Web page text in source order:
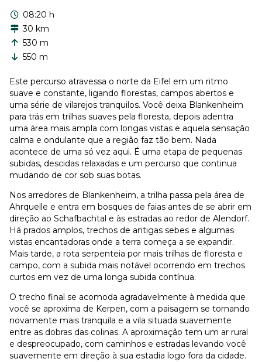
08:20 h
30 km
530 m
550 m
Este percurso atravessa o norte da Eifel em um ritmo
suave e constante, ligando florestas, campos abertos e
uma série de vilarejos tranquilos. Você deixa Blankenheim
para trás em trilhas suaves pela floresta, depois adentra
uma área mais ampla com longas vistas e aquela sensação
calma e ondulante que a região faz tão bem. Nada
acontece de uma só vez aqui. É uma etapa de pequenas
subidas, descidas relaxadas e um percurso que continua
mudando de cor sob suas botas.
Nos arredores de Blankenheim, a trilha passa pela área de
Ahrquelle e entra em bosques de faias antes de se abrir em
direção ao Schafbachtal e às estradas ao redor de Alendorf.
Há prados amplos, trechos de antigas sebes e algumas
vistas encantadoras onde a terra começa a se expandir.
Mais tarde, a rota serpenteia por mais trilhas de floresta e
campo, com a subida mais notável ocorrendo em trechos
curtos em vez de uma longa subida contínua.
O trecho final se acomoda agradavelmente à medida que
você se aproxima de Kerpen, com a paisagem se tornando
novamente mais tranquila e a vila situada suavemente
entre as dobras das colinas. A aproximação tem um ar rural
e despreocupado, com caminhos e estradas levando você
suavemente em direção à sua estadia logo fora da cidade.